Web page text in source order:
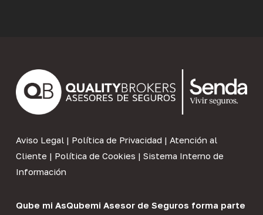
Aviso Legal| Política de Privacidad | Atención al
Cliente | Política de Cookies | Sistema Interno de
Información
Qube mi AsQubemi Asesor de Seguros forma parte